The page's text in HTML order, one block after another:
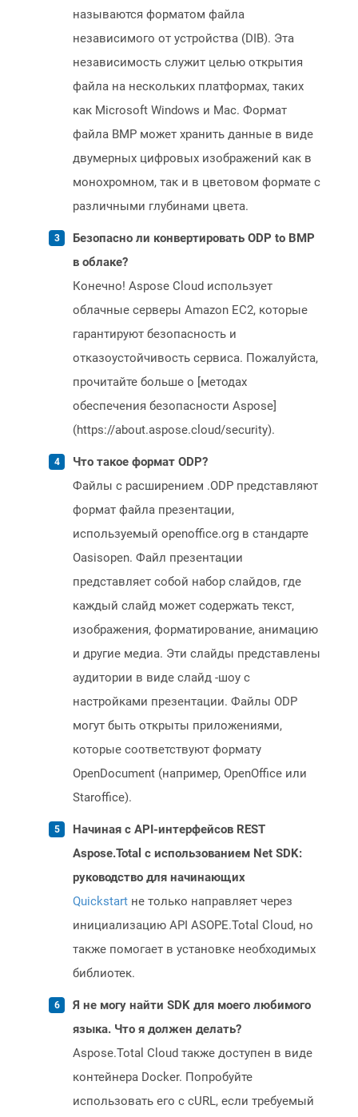
называются форматом файла
независимого от устройства (DIB). Эта
независимость служит целью открытия
файла на нескольких платформах, таких
как Microsoft Windows и Mac. Формат
файла BMP может хранить данные в виде
двумерных цифровых изображений как в
монохромном, так и в цветовом формате с
различными глубинами цвета.
Безопасно ли конвертировать ODP to BMP
в облаке?
Конечно! Aspose Cloud использует
облачные серверы Amazon EC2, которые
гарантируют безопасность и
отказоустойчивость сервиса. Пожалуйста,
прочитайте больше о [методах
обеспечения безопасности Aspose]
(https://about.aspose.cloud/security).
Что такое формат ODP?
Файлы с расширением .ODP представляют
формат файла презентации,
используемый openoffice.org в стандарте
Oasisopen. Файл презентации
представляет собой набор слайдов, где
каждый слайд может содержать текст,
изображения, форматирование, анимацию
и другие медиа. Эти слайды представлены
аудитории в виде слайд -шоу с
настройками презентации. Файлы ODP
могут быть открыты приложениями,
которые соответствуют формату
OpenDocument (например, OpenOffice или
Staroffice).
Начиная с API-интерфейсов REST
Aspose.Total с использованием Net SDK:
руководство для начинающих
Quickstart не только направляет через
инициализацию API ASOPE.Total Cloud, но
также помогает в установке необходимых
библиотек.
Я не могу найти SDK для моего любимого
языка. Что я должен делать?
Aspose.Total Cloud также доступен в виде
контейнера Docker. Попробуйте
использовать его с cURL, если требуемый